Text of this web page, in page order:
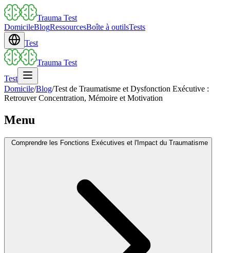
Trauma Test
DomicileBlogRessourcesBoîte à outilsTests
Test
Trauma Test
Test
Domicile/Blog/Test de Traumatisme et Dysfonction Exécutive :
Retrouver Concentration, Mémoire et Motivation
Menu
Comprendre les Fonctions Exécutives et l'Impact du Traumatisme